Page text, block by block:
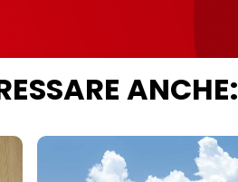
ANCHE: